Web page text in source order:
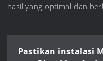
hasil yang optimal dan
Pastikan instalasi